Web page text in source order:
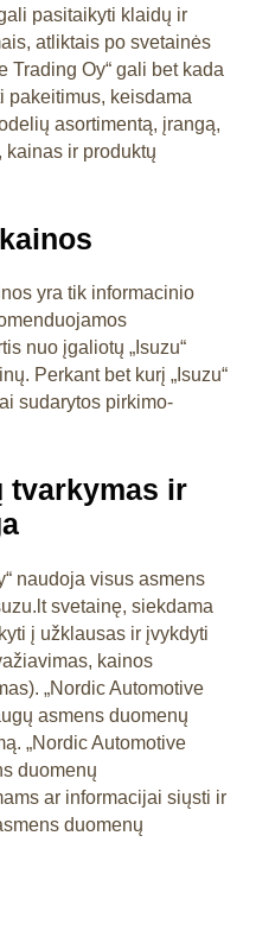
pasitaikyti klaidų ir
atliktais po svetainės
Trading Oy“ gali bet kada
pakeitimus, keisdama
asortimentą, įrangą,
ir produktų
yra tik informacinio
nuo įgaliotų „Isuzu“
Perkant bet kurį „Isuzu“
sudarytos pirkimo-
tvarkymas ir
naudoja visus asmens
svetainę, siekdama
į užklausas ir įvykdyti
kainos
„Nordic Automotive
asmens duomenų
„Nordic Automotive
duomenų
ar informacijai siųsti ir
duomenų